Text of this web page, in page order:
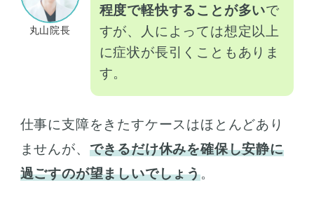
丸山院長
程度で軽快することが多いで
すが、人によっては想定以上
に症状が長引くこともありま
す。
仕事に支障をきたすケースはほとんどあり
ませんが、 できるだけ休みを確保し安静に
過ごすのが望ましいでしょう。